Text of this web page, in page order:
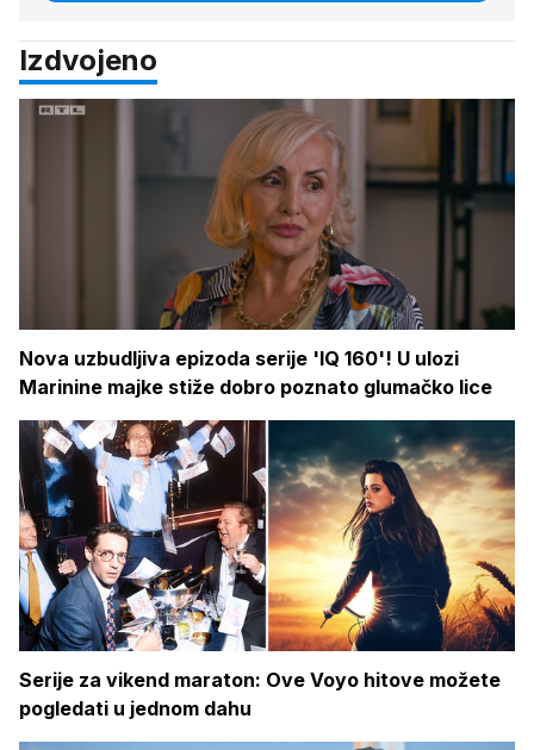
Izdvojeno
Nova uzbudljiva epizoda serije 'IQ 160'! U ulozi
Marinine majke stiže dobro poznato glumačko lice
Serije za vikend maraton: Ove Voyo hitove možete
pogledati u jednom dahu